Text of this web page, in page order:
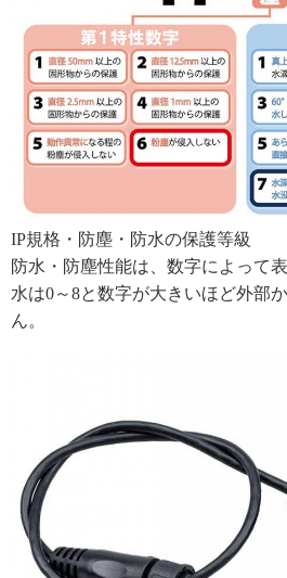
IP規格・防塵・防水の保護等級
防水・防塵性能は、数字によって
水は0～8と数字が大きいほど外部
ん。